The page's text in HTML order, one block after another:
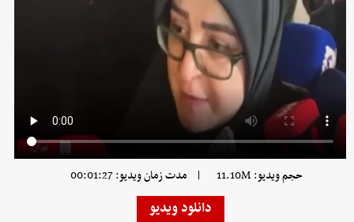
حجم ویدیو: 11.10M | مدت زمان ویدیو: 00:01:27
دانلود ویدیو